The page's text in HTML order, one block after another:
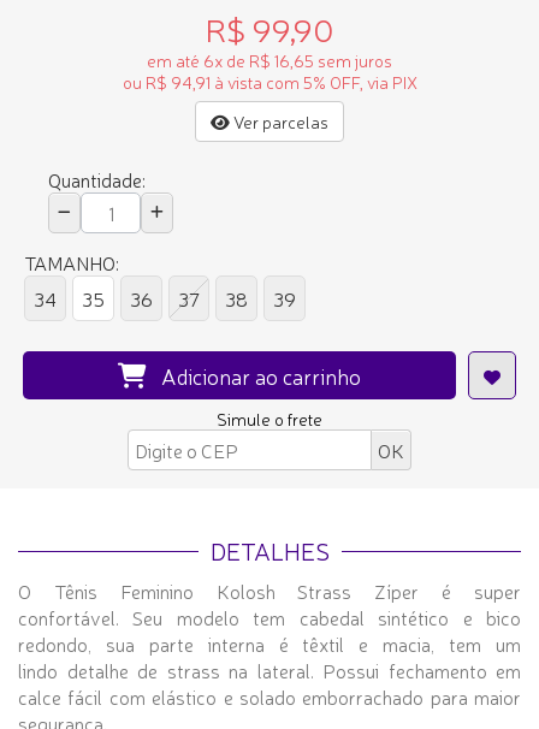
R$ 99,90
em até 6x de R$ 16,65 sem juros
ou R$ 94,91 à vista com 5% OFF, via PIX
Ver parcelas
Quantidade:
TAMANHO:
34
35 36 37 38 39
Adicionar ao carrinho
Simule o frete
DETALHES
O Tênis Feminino Kolosh Strass Zíper é super
confortável. Seu modelo tem cabedal sintético e bico
redondo, sua parte interna é têxtil e macia, tem um
lindo detalhe de strass na lateral. Possui fechamento em
calce fácil com elástico e solado emborrachado para maior
segurança.